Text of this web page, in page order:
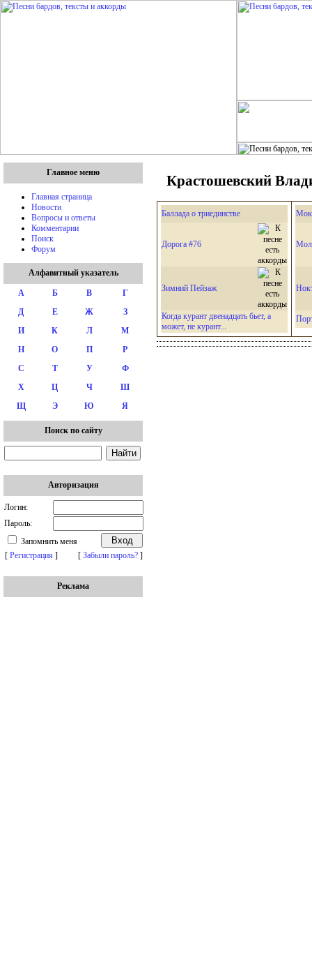
Главное меню
Главная страница
Новости
Вопросы и ответы
Комментарии
Поиск
Форум
Алфавитный указатель
А Б В
Г
Д
Е Ж
З
И
К Л
М
Н
О П
Р
С
Т У
Ф
Х
Ц Ч
Ш
Щ
Э Ю Я
Поиск по сайту
Авторизация
Логин:
Пароль:
Запомнить меня
[ Регистрация ] [ Забыли пароль? ]
Реклама
Крастошевский
Баллада о триединстве
Дорога #76
Зимний Пейзаж
Когда курант двенадцать бьет, а
может, не курант...